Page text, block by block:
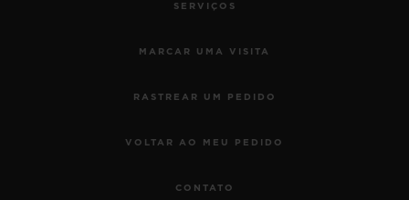
SERVIÇOS
MARCAR UMA VISITA
RASTREAR UM PEDIDO
VOLTAR AO MEU PEDIDO
CONTATO